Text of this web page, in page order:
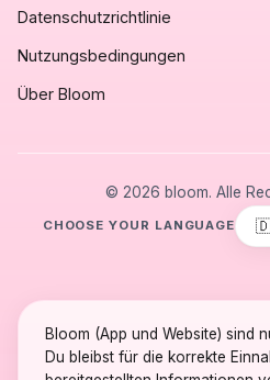
Datenschutzrichtlinie
Nutzungsbedingungen
Über Bloom
© 2026 bloom. Alle
CHOOSE YOUR LANGUAGE
Bloom (App und Website) sind
Du bleibst für die korrekte